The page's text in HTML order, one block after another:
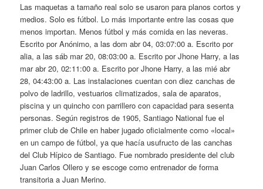
Las maquetas a tamaño real solo se usaron para planos cortos y
medios. Solo es fútbol. Lo más importante entre las cosas que
menos importan. Menos fútbol y más comida en las neveras.
Escrito por Anónimo, a las dom abr 04, 03:07:00 a. Escrito por
alia, a las sáb mar 20, 08:03:00 a. Escrito por Jhone Harry, a las
mar abr 20, 02:11:00 a. Escrito por Jhone Harry, a las mié abr
28, 04:43:00 a. Las instalaciones cuentan con diez canchas de
polvo de ladrillo, vestuarios climatizados, sala de aparatos,
piscina y un quincho con parrillero con capacidad para sesenta
personas. Según registros de 1905, Santiago National fue el
primer club de Chile en haber jugado oficialmente como «local»
en un campo de fútbol, ya que hacía usufructo de las canchas
del Club Hípico de Santiago. Fue nombrado presidente del club
Juan Carlos Ollero y se escoge como entrenador de forma
transitoria a Juan Merino.